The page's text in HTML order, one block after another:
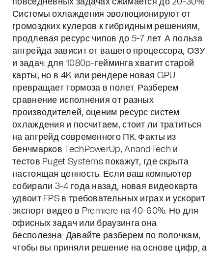
повседневных задачах сжимается до 20-30%.
Системы охлаждения эволюционируют от
громоздких кулеров к гибридным решениям,
продлевая ресурс чипов до 5-7 лет. А польза
апгрейда зависит от вашего процессора, ОЗУ
и задач: для 1080p-гейминга хватит старой
карты, но в 4K или рендере новая GPU
превращает тормоза в полет. Разберем
сравнение исполнения от разных
производителей, оценим ресурс систем
охлаждения и посчитаем, стоит ли тратиться
на апгрейд современного ПК. Факты из
бенчмарков TechPowerUp, AnandTech и
тестов Puget Systems покажут, где скрыта
настоящая ценность. Если ваш компьютер
собирали 3-4 года назад, новая видеокарта
удвоит FPS в требовательных играх и ускорит
экспорт видео в Premiere на 40-60%. Но для
офисных задач или браузинга она
бесполезна. Давайте разберем по полочкам,
чтобы вы приняли решение на основе цифр, а